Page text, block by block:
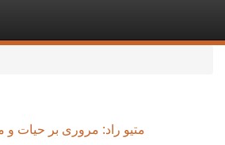
متیو راد: مروری بر حیات